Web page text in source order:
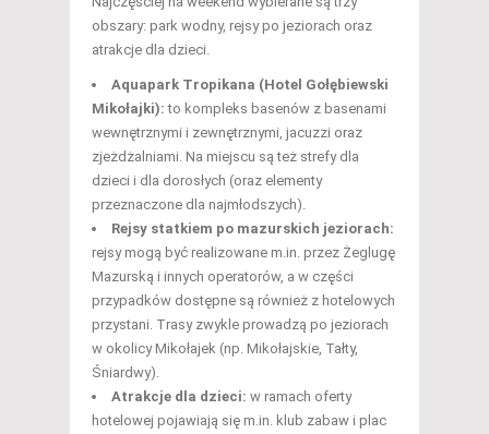
obszary: park wodny, rejsy po jeziorach oraz
atrakcje dla dzieci.
Aquapark Tropikana (Hotel Gołębiewski
Mikołajki): to kompleks basenów z basenami
wewnętrznymi i zewnętrznymi, jacuzzi oraz
zjeżdżalniami. Na miejscu są też strefy dla
dzieci i dla dorosłych (oraz elementy
przeznaczone dla najmłodszych).
Rejsy statkiem po mazurskich jeziorach:
rejsy mogą być realizowane m.in. przez Żeglugę
Mazurską i innych operatorów, a w części
przypadków dostępne są również z hotelowych
przystani. Trasy zwykle prowadzą po jeziorach
w okolicy Mikołajek (np. Mikołajskie, Tałty,
Śniardwy).
Atrakcje dla dzieci: w ramach oferty
hotelowej pojawiają się m.in. klub zabaw i plac